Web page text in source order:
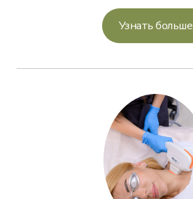
Узнать больше